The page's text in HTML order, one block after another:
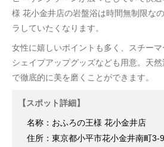
様 花小金井店の岩盤浴は時間無制限な
ラしていたくなります。
女性に嬉しいポイントも多く、スチーマ
シェイプアップグッズなども用意。天
で徹底的に美を磨くことができます。
【スポット詳細】
名称：おふろの王様 花小金井店
住所：東京都小平市花小金井南町3-